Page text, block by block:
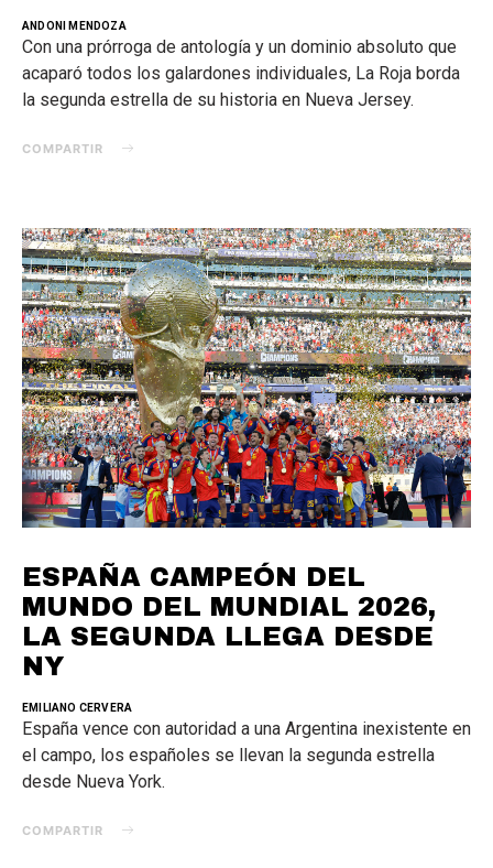
ANDONI MENDOZA
Con una prórroga de antología y un dominio absoluto que
acaparó todos los galardones individuales, La Roja borda
la segunda estrella de su historia en Nueva Jersey.
COMPARTIR
ESPAÑA CAMPEÓN DEL
MUNDO DEL MUNDIAL 2026,
LA SEGUNDA LLEGA DESDE
NY
EMILIANO CERVERA
España vence con autoridad a una Argentina inexistente en
el campo, los españoles se llevan la segunda estrella
desde Nueva York.
COMPARTIR